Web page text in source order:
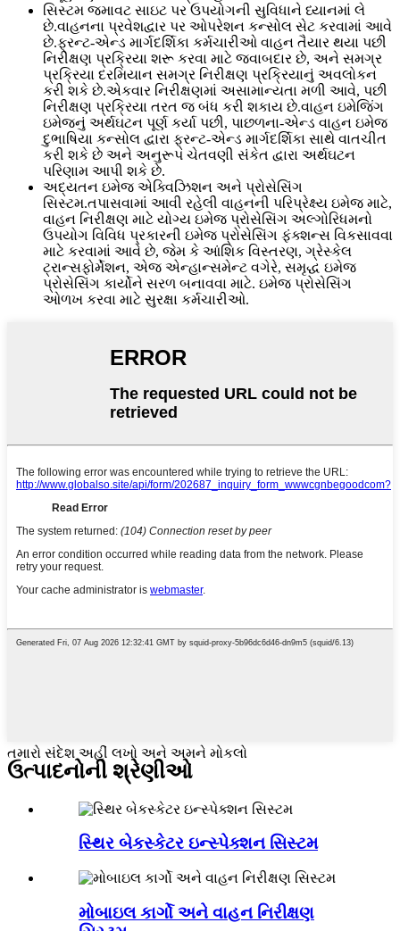
સિસ્ટમ જમાવટ સાઇટ પર ઉપયોગની સુવિધાને ધ્યાનમાં લે
છે.વાહનના પ્રવેશદ્વાર પર ઓપરેશન કન્સોલ સેટ કરવામાં આવે
છે.ફ્રન્ટ-એન્ડ માર્ગદર્શિકા કર્મચારીઓ વાહન તૈયાર થયા પછી
નિરીક્ષણ પ્રક્રિયા શરૂ કરવા માટે જવાબદાર છે, અને સમગ્ર
પ્રક્રિયા દરમિયાન સમગ્ર નિરીક્ષણ પ્રક્રિયાનું અવલોકન
કરી શકે છે.એકવાર નિરીક્ષણમાં અસામાન્યતા મળી આવે, પછી
નિરીક્ષણ પ્રક્રિયા તરત જ બંધ કરી શકાય છે.વાહન ઇમેજિંગ
ઇમેજનું અર્થઘટન પૂર્ણ કર્યા પછી, પાછળના-એન્ડ વાહન ઇમેજ
દુભાષિયા કન્સોલ દ્વારા ફ્રન્ટ-એન્ડ માર્ગદર્શિકા સાથે વાતચીત
કરી શકે છે અને અનુરૂપ ચેતવણી સંકેત દ્વારા અર્થઘટન
પરિણામ આપી શકે છે.
અદ્યતન ઇમેજ એક્વિઝિશન અને પ્રોસેસિંગ
સિસ્ટમ.તપાસવામાં આવી રહેલી વાહનની પરિપ્રેક્ષ્ય ઇમેજ માટે,
વાહન નિરીક્ષણ માટે યોગ્ય ઇમેજ પ્રોસેસિંગ અલ્ગોરિધમનો
ઉપયોગ વિવિધ પ્રકારની ઇમેજ પ્રોસેસિંગ ફંક્શન્સ વિકસાવવા
માટે કરવામાં આવે છે, જેમ કે આંશિક વિસ્તરણ, ગ્રેસ્કેલ
ટ્રાન્સફોર્મેશન, એજ એન્હાન્સમેન્ટ વગેરે, સમૃદ્ધ ઇમેજ
પ્રોસેસિંગ કાર્યોને સરળ બનાવવા માટે. ઇમેજ પ્રોસેસિંગ
ઓળખ કરવા માટે સુરક્ષા કર્મચારીઓ.
તમારો સંદેશ અહીં લખો અને અમને મોકલો
ઉત્પાદનોની શ્રેણીઓ
સ્થિર બેકસ્કેટર ઇન્સ્પેક્શન સિસ્ટમ
મોબાઇલ કાર્ગો અને વાહન નિરીક્ષણ